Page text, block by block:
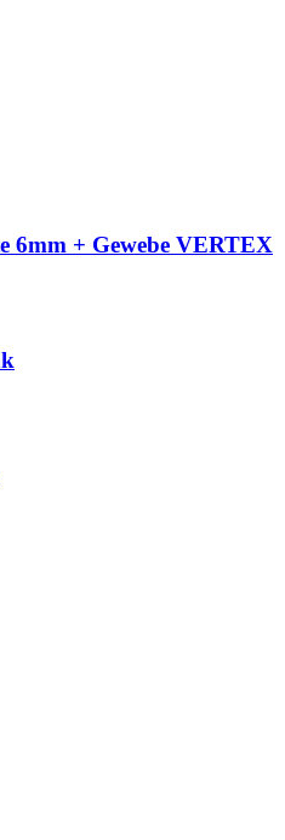
6mm + Gewebe VERTEX